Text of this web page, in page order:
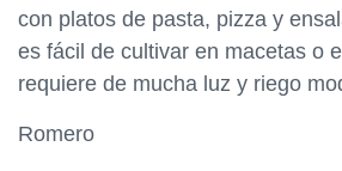
con platos de pasta, pizza y
es fácil de cultivar en macetas o
requiere de mucha luz y riego
Romero